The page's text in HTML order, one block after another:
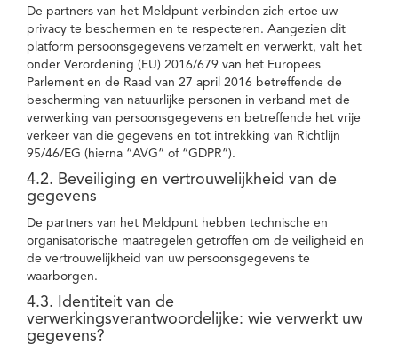
De partners van het Meldpunt verbinden zich ertoe uw
privacy te beschermen en te respecteren. Aangezien dit
platform persoonsgegevens verzamelt en verwerkt, valt het
onder Verordening (EU) 2016/679 van het Europees
Parlement en de Raad van 27 april 2016 betreffende de
bescherming van natuurlijke personen in verband met de
verwerking van persoonsgegevens en betreffende het vrije
verkeer van die gegevens en tot intrekking van Richtlijn
95/46/EG (hierna “AVG” of “GDPR”).
4.2. Beveiliging en vertrouwelijkheid van de
gegevens
De partners van het Meldpunt hebben technische en
organisatorische maatregelen getroffen om de veiligheid en
de vertrouwelijkheid van uw persoonsgegevens te
waarborgen.
4.3. Identiteit van de
verwerkingsverantwoordelijke: wie verwerkt uw
gegevens?